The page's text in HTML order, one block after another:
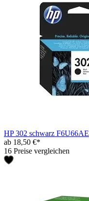
HP 302 schwarz F6U66AE
ab 18,50 €*
16 Preise vergleichen